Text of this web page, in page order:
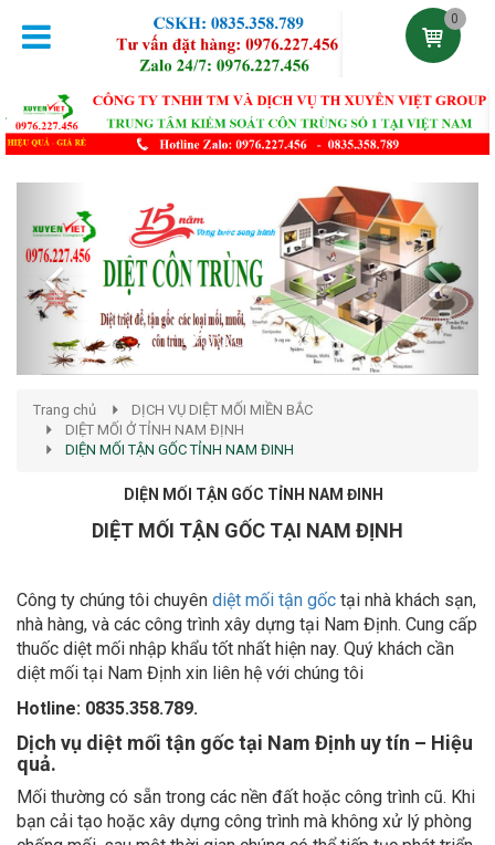
0
DỊCH VỤ DIỆT MỐI MIỀN BẮC
DIỆT MỐI Ở TỈNH NAM ĐỊNH
DIỆN MỐI TẬN GỐC TỈNH NAM ĐINH
DIỆN MỐI TẬN GỐC TỈNH NAM ĐINH
DIỆT MỐI TẬN GỐC TẠI NAM ĐỊNH
Công ty chúng tôi chuyên diệt mối tận gốc
tại nhà khách sạn,
nhà hàng, và các công trình xây dựng tại Nam Định. Cung cấp
thuốc diệt mối nhập khẩu tốt nhất hiện nay. Quý khách cần
diệt mối tại Nam Định xin liên hệ với chúng tôi
Hotline: 0835.358.789.
Dịch vụ diệt mối tận gốc tại Nam Định uy tín – Hiệu
quả.
Mối thường có sẵn trong các nền đất hoặc công trình cũ. Khi
bạn cải tạo hoặc xây dựng công trình mà không xử lý phòng
chống mối, sau một thời gian chúng có thể tiếp tục phát triển